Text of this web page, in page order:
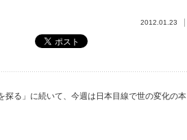
2012.01.23
る」に続いて、今週は日本目線で世の変化の本